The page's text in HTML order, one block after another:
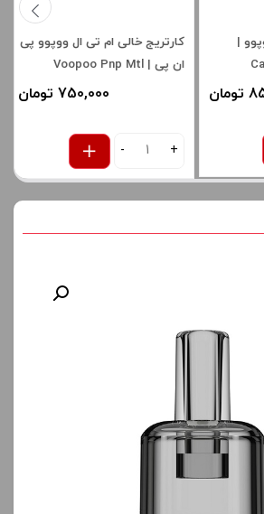
|
کارتریج خالی ام تی ال ووپوو پی
ان پی | Voopoo Pnp Mtl
750,000 تومان
+